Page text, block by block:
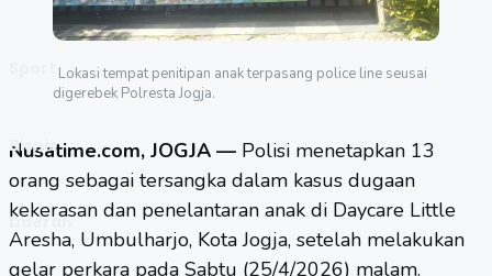
Bisnis
Daerah
Lokasi tempat penitipan anak terpasang police line seusai
digerebek Polresta Jogja.
Nusatime.com, JOGJA — Polisi menetapkan 13
orang sebagai tersangka dalam kasus dugaan
kekerasan dan penelantaran anak di Daycare Little
Aresha, Umbulharjo, KotaJogja, setelah melakukan
gelar perkara pada Sabtu (25/4/2026) malam.